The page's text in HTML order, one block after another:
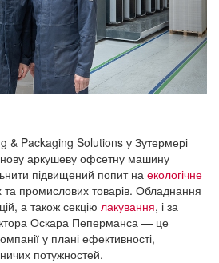
& Packaging Solutions у Зутермері
аркушеву офсетну машину
підвищений попит на екологічне
та промислових товарів. Обладнання
а також секцію лакування, і за
Оскара Пеперманса — це
у плані ефективності,
потужностей.